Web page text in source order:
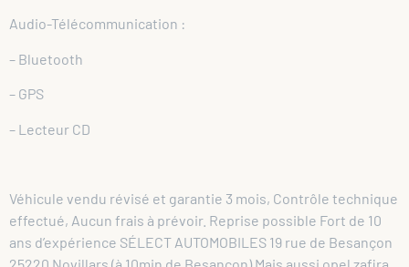
Audio-Télécommunication :
– Bluetooth
– GPS
– Lecteur CD
Véhicule vendu révisé et garantie 3 mois, Contrôle technique
effectué, Aucun frais à prévoir. Reprise possible Fort de 10
ans d’expérience SÉLECT AUTOMOBILES 19 rue de Besançon